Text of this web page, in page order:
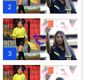
2
3